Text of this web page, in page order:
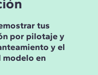
tus
por pilotaje y
y el
modelo en